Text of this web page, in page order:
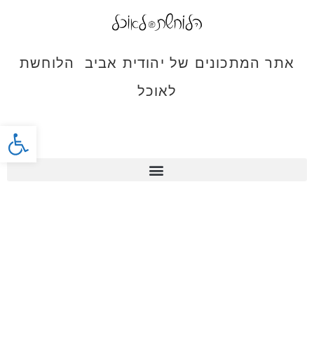
פתח
אתר המתכונים של יהודית אביב הלוחשת
לאוכל